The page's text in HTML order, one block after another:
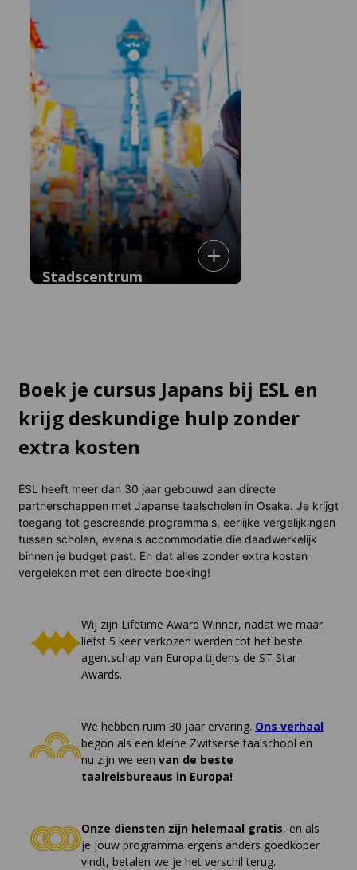
Stadscentrum
Osaka!
Boek je cursus Japans bij ESL en
krijg deskundige hulp zonder
extra kosten
ESL heeft meer dan 30 jaar gebouwd aan directe
partnerschappen met Japanse taalscholen in Osaka. Je krijgt
toegang tot gescreende programma's, eerlijke vergelijkingen
tussen scholen, evenals accommodatie die daadwerkelijk
binnen je budget past. En dat alles zonder extra kosten
vergeleken met een directe boeking!
Wij zijn Lifetime Award Winner, nadat we maar
liefst 5 keer verkozen werden tot het beste
agentschap van Europa tijdens de ST Star
Awards.
We hebben ruim 30 jaar ervaring. Ons verhaal
begon als een kleine Zwitserse taalschool en
nu zijn we een van de beste
taalreisbureaus in Europa!
Onze diensten zijn helemaal gratis, en als
je jouw programma ergens anders goedkoper
vindt, betalen we je het verschil terug.